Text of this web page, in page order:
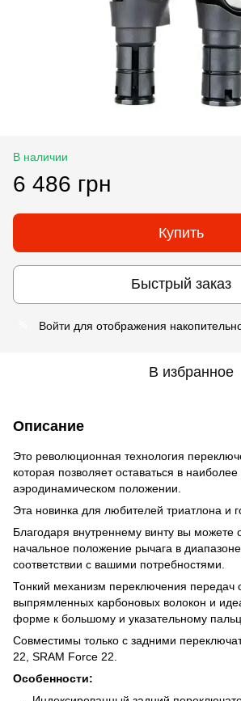
В наличии
6 486 грн
Купить
Быстрый заказ
Войти для отображения
В избранное
Описание
Это революционная технология
которая позволяет оставаться в
аэродинамическом положении.
Эта новинка для любителей триатлона и
Благодаря внутреннему винту вы можете
начальное положение рычага в диапазоне
соответствии с вашими потребностями.
Тонкий механизм переключения передач
выпрямленных карбоновых волокон и
форме к большому и указательному
Совместимы только с задними
22, SRAM Force 22.
Особенности: